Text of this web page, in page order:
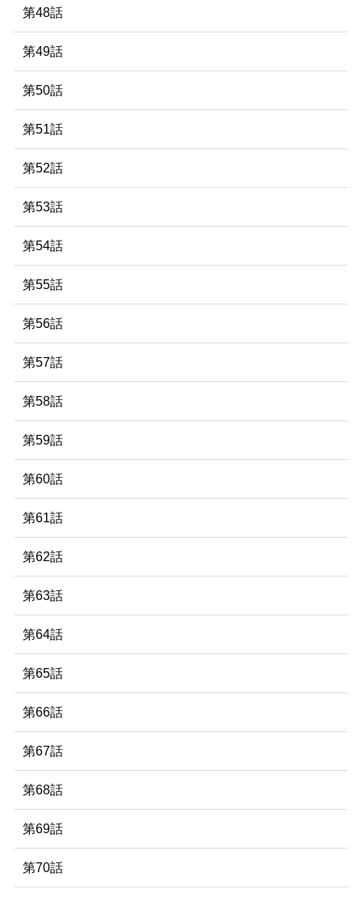
第48話
第49話
第50話
第51話
第52話
第53話
第54話
第55話
第56話
第57話
第58話
第59話
第60話
第61話
第62話
第63話
第64話
第65話
第66話
第67話
第68話
第69話
第70話